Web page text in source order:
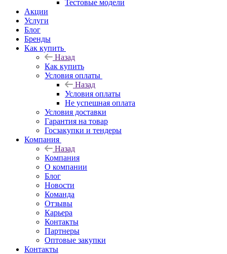
Тестовые модели
Акции
Услуги
Блог
Бренды
Как купить
Назад
Как купить
Условия оплаты
Назад
Условия оплаты
Не успешная оплата
Условия доставки
Гарантия на товар
Госзакупки и тендеры
Компания
Назад
Компания
О компании
Блог
Новости
Команда
Отзывы
Карьера
Контакты
Партнеры
Оптовые закупки
Контакты